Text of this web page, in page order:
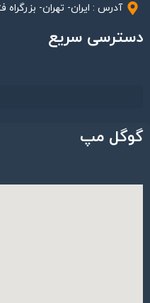
آدرس : ایران- تهران- بزرگراه
دسترسی سریع
گوگل مپ